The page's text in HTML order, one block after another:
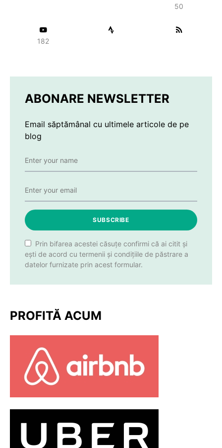
50
182
ABONARE NEWSLETTER
Email săptămânal cu ultimele articole de pe
blog
SUBSCRIBE
Prin bifarea acestei căsuțe confirmi că ai citit și
ești de acord cu termenii și condițiile de păstrare a
datelor furnizate prin acest formular.
PROFITĂ ACUM